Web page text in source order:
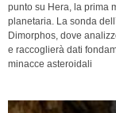
punto su Hera, la prima
planetaria. La sonda
Dimorphos, dove
e raccoglierà dati
minacce asteroidali